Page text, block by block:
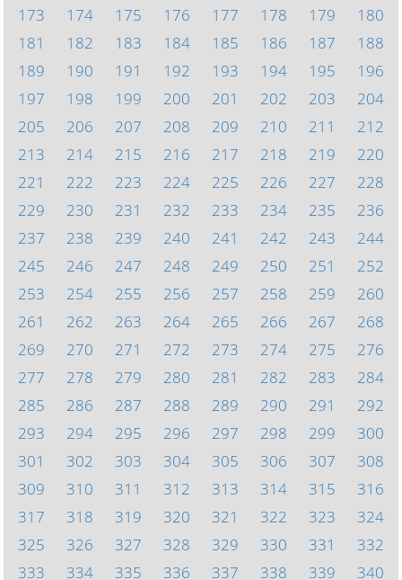
173
174 175 176 177 178 179
180
181
182 183 184 185 186 187
188
189
190 191 192 193 194 195
196
197
198 199 200 201 202 203
204
205
206 207 208 209 210 211
212
213
214 215 216 217 218 219
220
221
222 223 224 225 226 227
228
229
230 231 232 233 234 235
236
237
238 239 240 241 242 243
244
245
246 247 248 249 250 251
252
253
254 255 256 257 258 259
260
261
262 263 264 265 266 267
268
269
270 271 272 273 274 275
276
277
278 279 280 281 282 283
284
285
286 287 288 289 290 291
292
293
294 295 296 297 298 299
300
301
302 303 304 305 306 307
308
309
310 311 312 313 314 315
316
317
318 319 320 321 322 323
324
325
326 327 328 329 330 331
332
333
334 335 336 337 338 339 340